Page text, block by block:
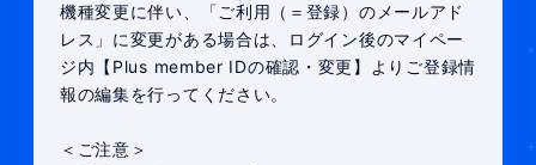
機種変更に伴い、「ご利用（＝登録）のメールアド
レス」に変更がある場合は、ログイン後のマイペー
ジ内【Plus member IDの確認・変更】よりご登録情
報の編集を行ってください。
＜ご注意＞